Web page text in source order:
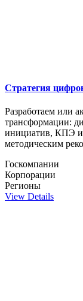
Стратегия
Разработаем или
трансформации:
инициатив, КПЭ и
методическим
Госкомпании
Корпорации
Регионы
View Details